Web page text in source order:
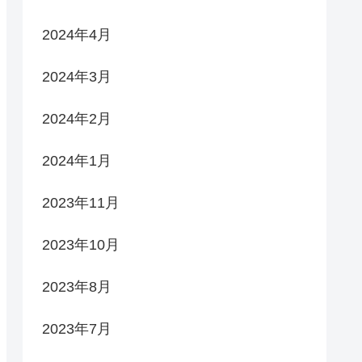
2024年4月
2024年3月
2024年2月
2024年1月
2023年11月
2023年10月
2023年8月
2023年7月